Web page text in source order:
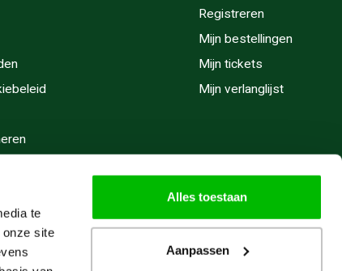
te
site
Alles toestaan
Aanpassen
Registreren
Mijn bestellingen
Mijn tickets
Mijn verlanglijst